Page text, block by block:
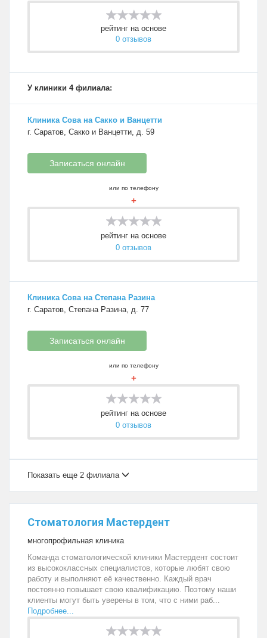
рейтинг на основе
0 отзывов
У клиники 4 филиала:
Клиника Сова на Сакко и Ванцетти
г. Саратов, Сакко и Ванцетти, д. 59
Записаться онлайн
или по телефону
+
рейтинг на основе
0 отзывов
Клиника Сова на Степана Разина
г. Саратов, Степана Разина, д. 77
Записаться онлайн
или по телефону
+
рейтинг на основе
0 отзывов
Показать еще 2 филиала
Стоматология Мастердент
многопрофильная клиника
Команда стоматологической клиники Мастердент состоит
из высококлассных специалистов, которые любят свою
работу и выполняют её качественно. Каждый врач
постоянно повышает свою квалификацию. Поэтому наши
клиенты могут быть уверены в том, что с ними раб...
Подробнее...